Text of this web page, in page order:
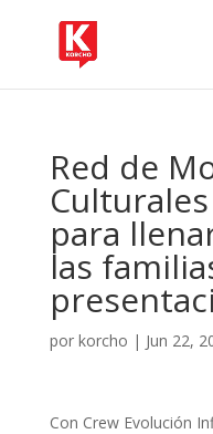
Red de
para
las
por korcho | Jun 22,
Con Crew Evolución